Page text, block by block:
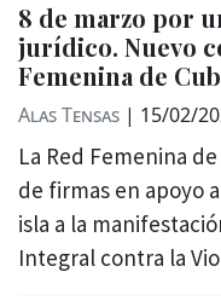
8 de marzo por
jurídico. Nuevo
Femenina de
Alas Tensas | 15/02/
La Red Femenina
de firmas en apoyo
isla a la
Integral contra la